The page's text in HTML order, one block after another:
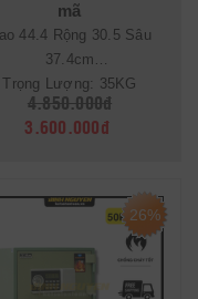
mã
44.4 Rộng 30.5 Sâu
37.4cm
Trọng Lượng: 35KG
4.850.000đ
3.600.000đ
26%